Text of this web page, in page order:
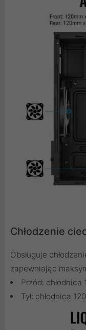
Chłodzenie
Obsługuje
zapewniając
Przód: chłodnica
Tył: chłodnica